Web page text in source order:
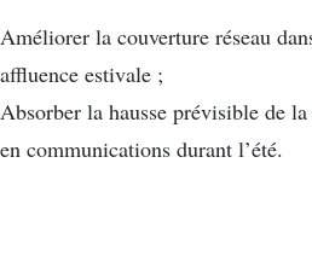
Améliorer la couverture réseau
affluence estivale ;
Absorber la hausse prévisible de
en communications durant l’été.